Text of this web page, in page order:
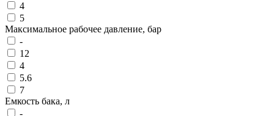
4
5
Максимальное рабочее давление, бар
-
12
4
5.6
7
Емкость бака, л
-